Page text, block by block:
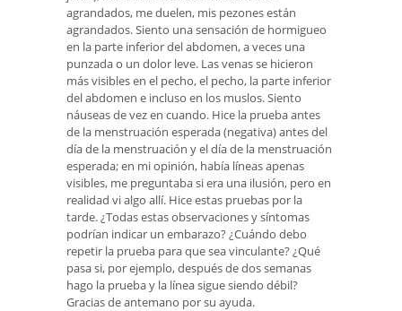
agrandados, me duelen, mis pezones están
agrandados. Siento una sensación de hormigueo
en la parte inferior del abdomen, a veces una
punzada o un dolor leve. Las venas se hicieron
más visibles en el pecho, el pecho, la parte inferior
del abdomen e incluso en los muslos. Siento
náuseas de vez en cuando. Hice la prueba antes
de la menstruación esperada (negativa) antes del
día de la menstruación y el día de la menstruación
esperada; en mi opinión, había líneas apenas
visibles, me preguntaba si era una ilusión, pero en
realidad vi algo allí. Hice estas pruebas por la
tarde. ¿Todas estas observaciones y síntomas
podrían indicar un embarazo? ¿Cuándo debo
repetir la prueba para que sea vinculante? ¿Qué
pasa si, por ejemplo, después de dos semanas
hago la prueba y la línea sigue siendo débil?
Gracias de antemano por su ayuda.